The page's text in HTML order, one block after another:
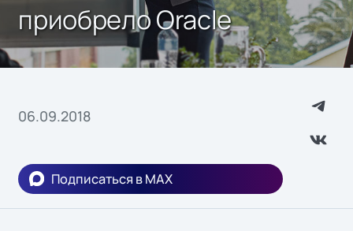
приобрело Oracle
06.09.2018
Подписаться в MAX